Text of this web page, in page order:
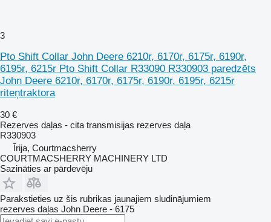
3
Pto Shift Collar John Deere 6210r, 6170r, 6175r, 6190r,
6195r, 6215r Pto Shift Collar R33090 R330903 paredzēts
John Deere 6210r, 6170r, 6175r, 6190r, 6195r, 6215r
riteņtraktora
30 €
Rezerves daļas - cita transmisijas rezerves daļa
R330903
Īrija, Courtmacsherry
COURTMACSHERRY MACHINERY LTD
Sazināties ar pārdevēju
Parakstieties uz šis rubrikas jaunajiem sludinājumiem
rezerves daļas John Deere - 6175